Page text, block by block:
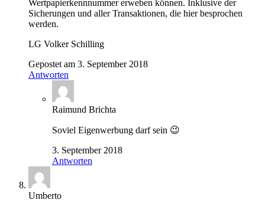
Wertpapierkennnummer erweben können. Inklusive der
Sicherungen und aller Transaktionen, die hier besprochen
werden.
LG Volker Schilling
Gepostet am 3. September 2018
Antworten
Raimund Brichta
Soviel Eigenwerbung darf sein 😉
3. September 2018
Antworten
Umberto